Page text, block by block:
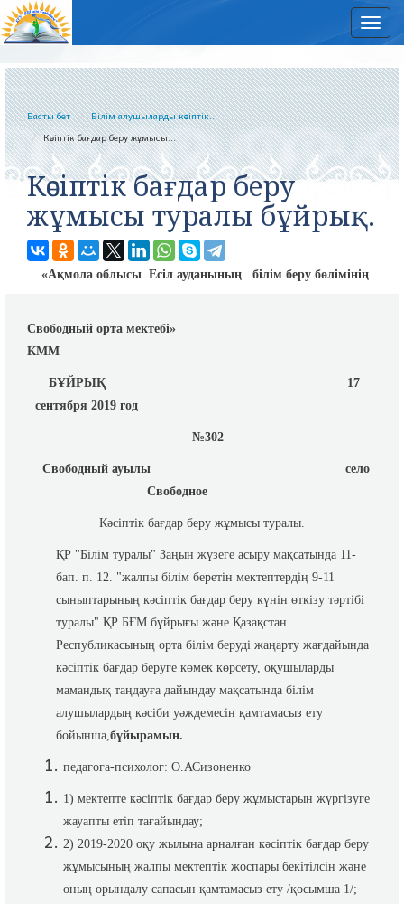
Басты бет
Білім алушыларды кәсіптік...
Кәсіптік бағдар беру жұмысы...
Кәсіптік бағдар беру
жұмысы туралы бұйрық.
«Ақмола облысы Есіл ауданының білім беру бөлімінің
Свободный орта мектебі»
КММ
БҰЙРЫҚ
17
сентября 2019 год
№302
Свободный ауылы село
Свободное
Кәсіптік бағдар беру жұмысы туралы.
ҚР "Білім туралы" Заңын жүзеге асыру мақсатында 11-
бап. п. 12. "жалпы білім беретін мектептердің 9-11
сыныптарының кәсіптік бағдар беру күнін өткізу тәртібі
туралы" ҚР БҒМ бұйрығы және Қазақстан
Республикасының орта білім беруді жаңарту жағдайында
кәсіптік бағдар беруге көмек көрсету, оқушыларды
мамандық таңдауға дайындау мақсатында білім
алушылардың кәсіби уәждемесін қамтамасыз ету
бойынша,бұйырамын.
педагога-психолог: О.АСизоненко
1) мектепте кәсіптік бағдар беру жұмыстарын жүргізуге
жауапты етіп тағайындау;
2) 2019-2020 оқу жылына арналған кәсіптік бағдар беру
жұмысының жалпы мектептік жоспары бекітілсін және
оның орындалу сапасын қамтамасыз ету /қосымша 1/;